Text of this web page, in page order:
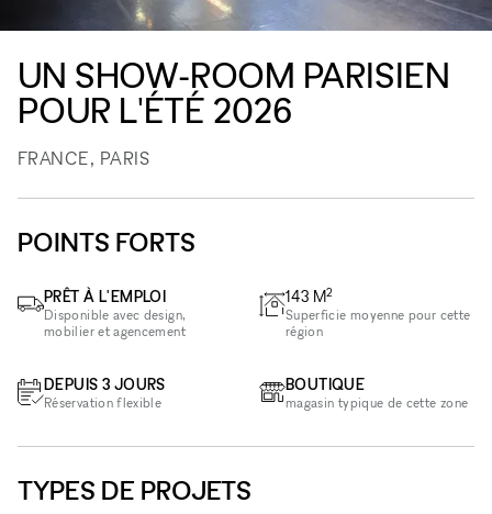
UN SHOW-ROOM PARISIEN
POUR L'ÉTÉ 2026
FRANCE, PARIS
POINTS FORTS
PRÊT À L'EMPLOI
Disponible avec design,
mobilier et agencement
DEPUIS 3 JOURS
Réservation flexible
143 M2
Superficie moyenne pour cette
région
BOUTIQUE
magasin typique de cette zone
TYPES DE PROJETS